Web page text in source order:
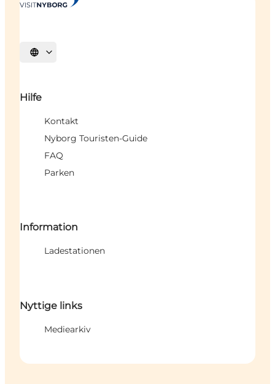
Sprache auswählen
Hilfe
Kontakt
Nyborg Touristen-Guide
FAQ
Parken
Information
Ladestationen
Nyttige links
Mediearkiv